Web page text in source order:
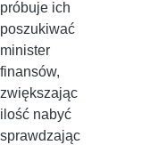
próbuje ich
poszukiwać
minister
finansów,
zwiększając
ilość nabyć
sprawdzając